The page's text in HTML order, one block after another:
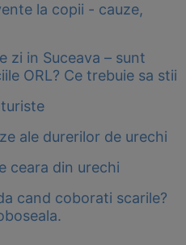
la copii - cauze,
zi in Suceava – sunt
ORL? Ce trebuie sa stii
ale durerilor de urechi
ceara din urechi
cand coborati scarile?